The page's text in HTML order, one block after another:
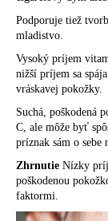
Podporuje tiež
mladistvo.
Vysoký príjem
nižší príjem sa
vráskavej pokožky.
Suchá, poškodená
C, ale môže byť
príznak sám o sebe
Zhrnutie Nízky
poškodenou
faktormi.